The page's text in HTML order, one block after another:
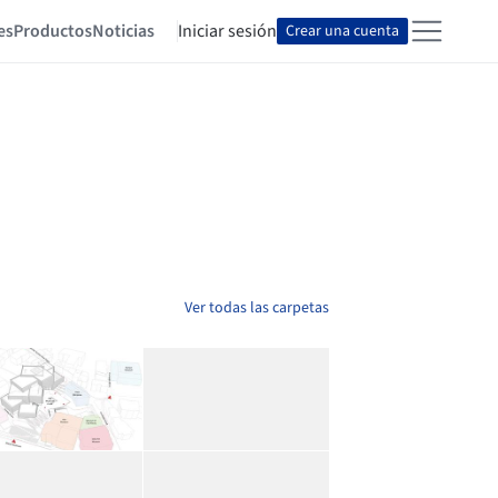
ProductosNoticias Iniciar sesión Crear una cuenta
Ver todas las carpetas